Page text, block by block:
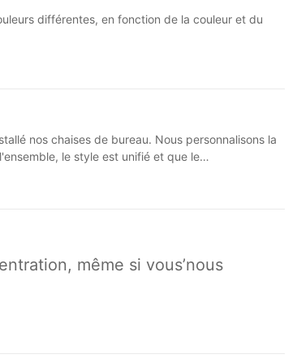
différentes, en fonction de la couleur et du
nos chaises de bureau. Nous personnalisons la
le style est unifié et que le
même si vous’nous